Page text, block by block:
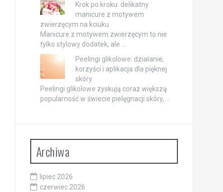
Krok po kroku: delikatny
manicure z motywem
zwierzęcym na kciuku
Manicure z motywem zwierzęcym to nie
tylko stylowy dodatek, ale …
Peelingi glikolowe: działanie,
korzyści i aplikacja dla pięknej
skóry
Peelingi glikolowe zyskują coraz większą
popularność w świecie pielęgnacji skóry, …
Archiwa
lipiec 2026
czerwiec 2026